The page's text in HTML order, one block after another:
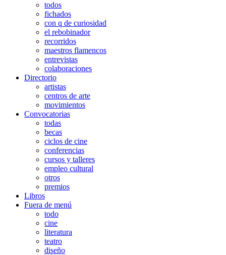
todos
fichados
con q de curiosidad
el rebobinador
recorridos
maestros flamencos
entrevistas
colaboraciones
Directorio
artistas
centros de arte
movimientos
Convocatorias
todas
becas
ciclos de cine
conferencias
cursos y talleres
empleo cultural
otros
premios
Libros
Fuera de menú
todo
cine
literatura
teatro
diseño